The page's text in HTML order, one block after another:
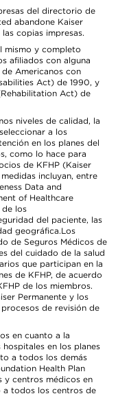
del directorio de
abandone Kaiser
copias impresas.
mismo y completo
afiliados con alguna
Americanos con
Act) de 1990, y
Act) de
niveles de calidad, la
a los
en los planes del
como lo hace para
de KFHP (Kaiser
incluyan, entre
Data and
of Healthcare
de los
del paciente, las
geográfica.Los
de Seguros Médicos de
del cuidado de la salud
que participan en la
de KFHP, de acuerdo
de los miembros.
Permanente y los
de revisión de
en cuanto a la
en los planes
a todos los demás
Health Plan
y centros médicos en
a todos los centros de